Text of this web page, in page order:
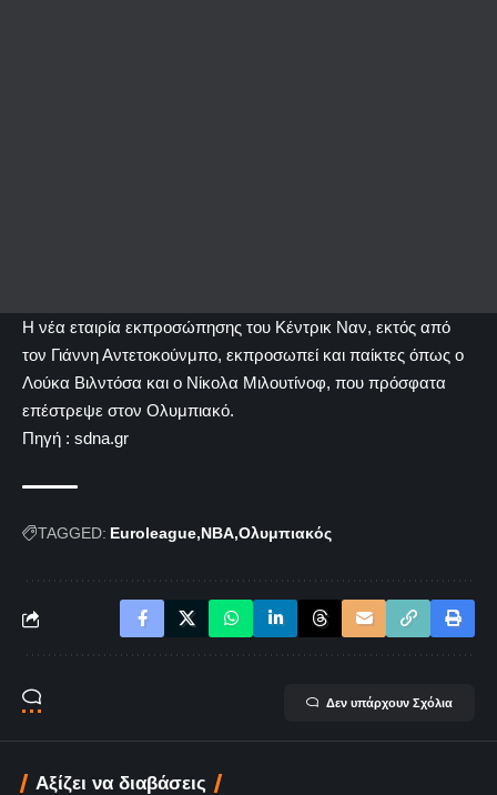
Η νέα εταιρία εκπροσώπησης του Κέντρικ Ναν, εκτός από
τον Γιάννη Αντετοκούνμπο, εκπροσωπεί και παίκτες όπως ο
Λούκα Βιλντόσα και ο Νίκολα Μιλουτίνοφ, που πρόσφατα
επέστρεψε στον Ολυμπιακό.
Πηγή : sdna.gr
TAGGED: Euroleague NBA Ολυμπιακός
Δεν υπάρχουν Σχόλια
Αξίζει να διαβάσεις